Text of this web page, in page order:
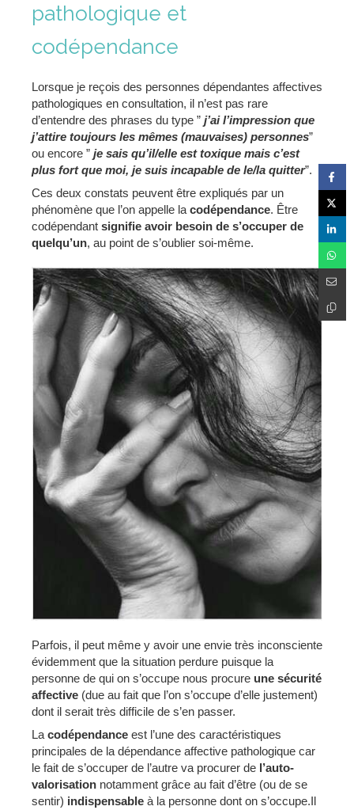
pathologique et
codépendance
Lorsque je reçois des personnes dépendantes affectives
pathologiques en consultation, il n’est pas rare
d’entendre des phrases du type ” j’ai l’impression que
j’attire toujours les mêmes (mauvaises) personnes”
ou encore ” je sais qu’il/elle est toxique mais c’est
plus fort que moi, je suis incapable de le/la quitter”.
Ces deux constats peuvent être expliqués par un
phénomène que l’on appelle la codépendance. Être
codépendant signifie avoir besoin de s’occuper de
quelqu’un, au point de s’oublier soi-même.
Parfois, il peut même y avoir une envie très inconsciente
évidemment que la situation perdure puisque la
personne de qui on s’occupe nous procure une sécurité
affective (due au fait que l’on s’occupe d’elle justement)
dont il serait très difficile de s’en passer.
La codépendance est l’une des caractéristiques
principales de la dépendance affective pathologique car
le fait de s’occuper de l’autre va procurer de l’auto-
valorisation notamment grâce au fait d’être (ou de se
sentir) indispensable à la personne dont on s’occupe.Il